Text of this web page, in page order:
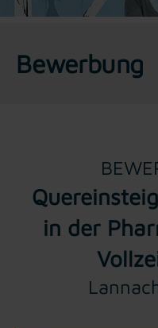
Bewerbung
in der